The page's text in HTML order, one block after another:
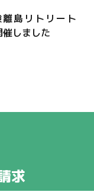
島リトリート
催しました
求